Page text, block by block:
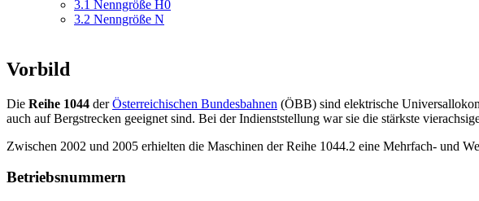
3.1 Nenngröße H0
3.2 Nenngröße N
Vorbild
Die Reihe 1044 derÖsterreichischen Bundesbahnen (ÖBB) sind elektrische
auch auf Bergstrecken geeignet sind. Bei der Indienststellung war sie die stärkste
Zwischen 2002 und 2005 erhielten die Maschinen der Reihe 1044.2 eine Mehrfach- und
Betriebsnummern